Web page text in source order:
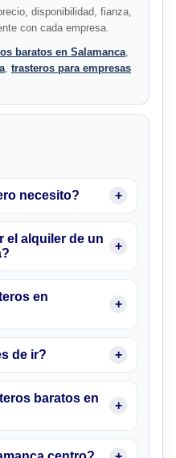
disponibilidad, fianza,
con cada empresa.
baratos en Salamanca
trasteros para empresas
necesito?
el alquiler de un
en
de ir?
baratos en